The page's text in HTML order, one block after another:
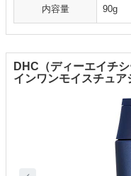
内容量 90g
DHC（ディーエイチ
インワンモイスチュア